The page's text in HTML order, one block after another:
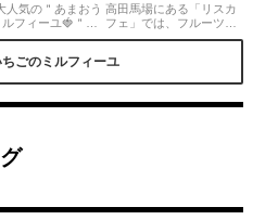
人気の＂あまおう
フィーユ🍓＂
クサクのパイ生
リームがたまら
で美味しい！気
高田馬場にある「リスカ
フェ」では、フルーツが
贅沢に並べられたなんと
ルフィーユを食べること
とめに加え、淡雪、白苺
🍓
ちごのミルフィーユ